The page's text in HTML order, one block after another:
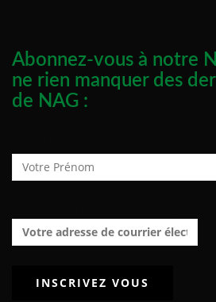
Abonnez-vous à notre
ne rien manquer des
de NAG :